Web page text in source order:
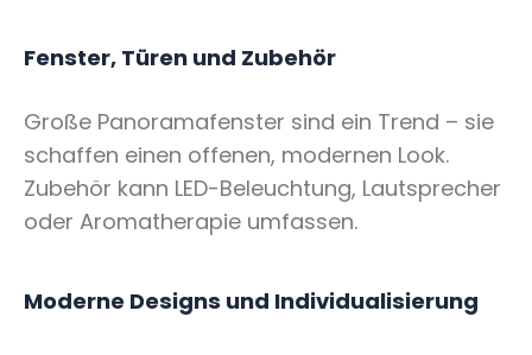
Fenster, Türen und Zubehör
Große Panoramafenster sind ein Trend – sie
schaffen einen offenen, modernen Look.
Zubehör kann LED-Beleuchtung, Lautsprecher
oder Aromatherapie umfassen.
Moderne Designs und Individualisierung